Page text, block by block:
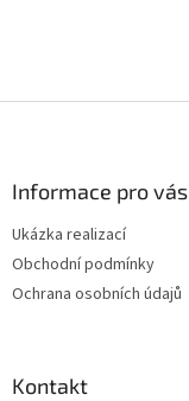
Informace pro vás
Ukázka realizací
Obchodní podmínky
Ochrana osobních údajů
Kontakt